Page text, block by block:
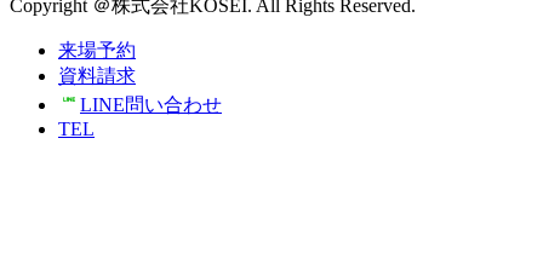
Copyright ＠株式会社KOSEI. All Rights Reserved.
来場予約
資料請求
LINE問い合わせ
TEL